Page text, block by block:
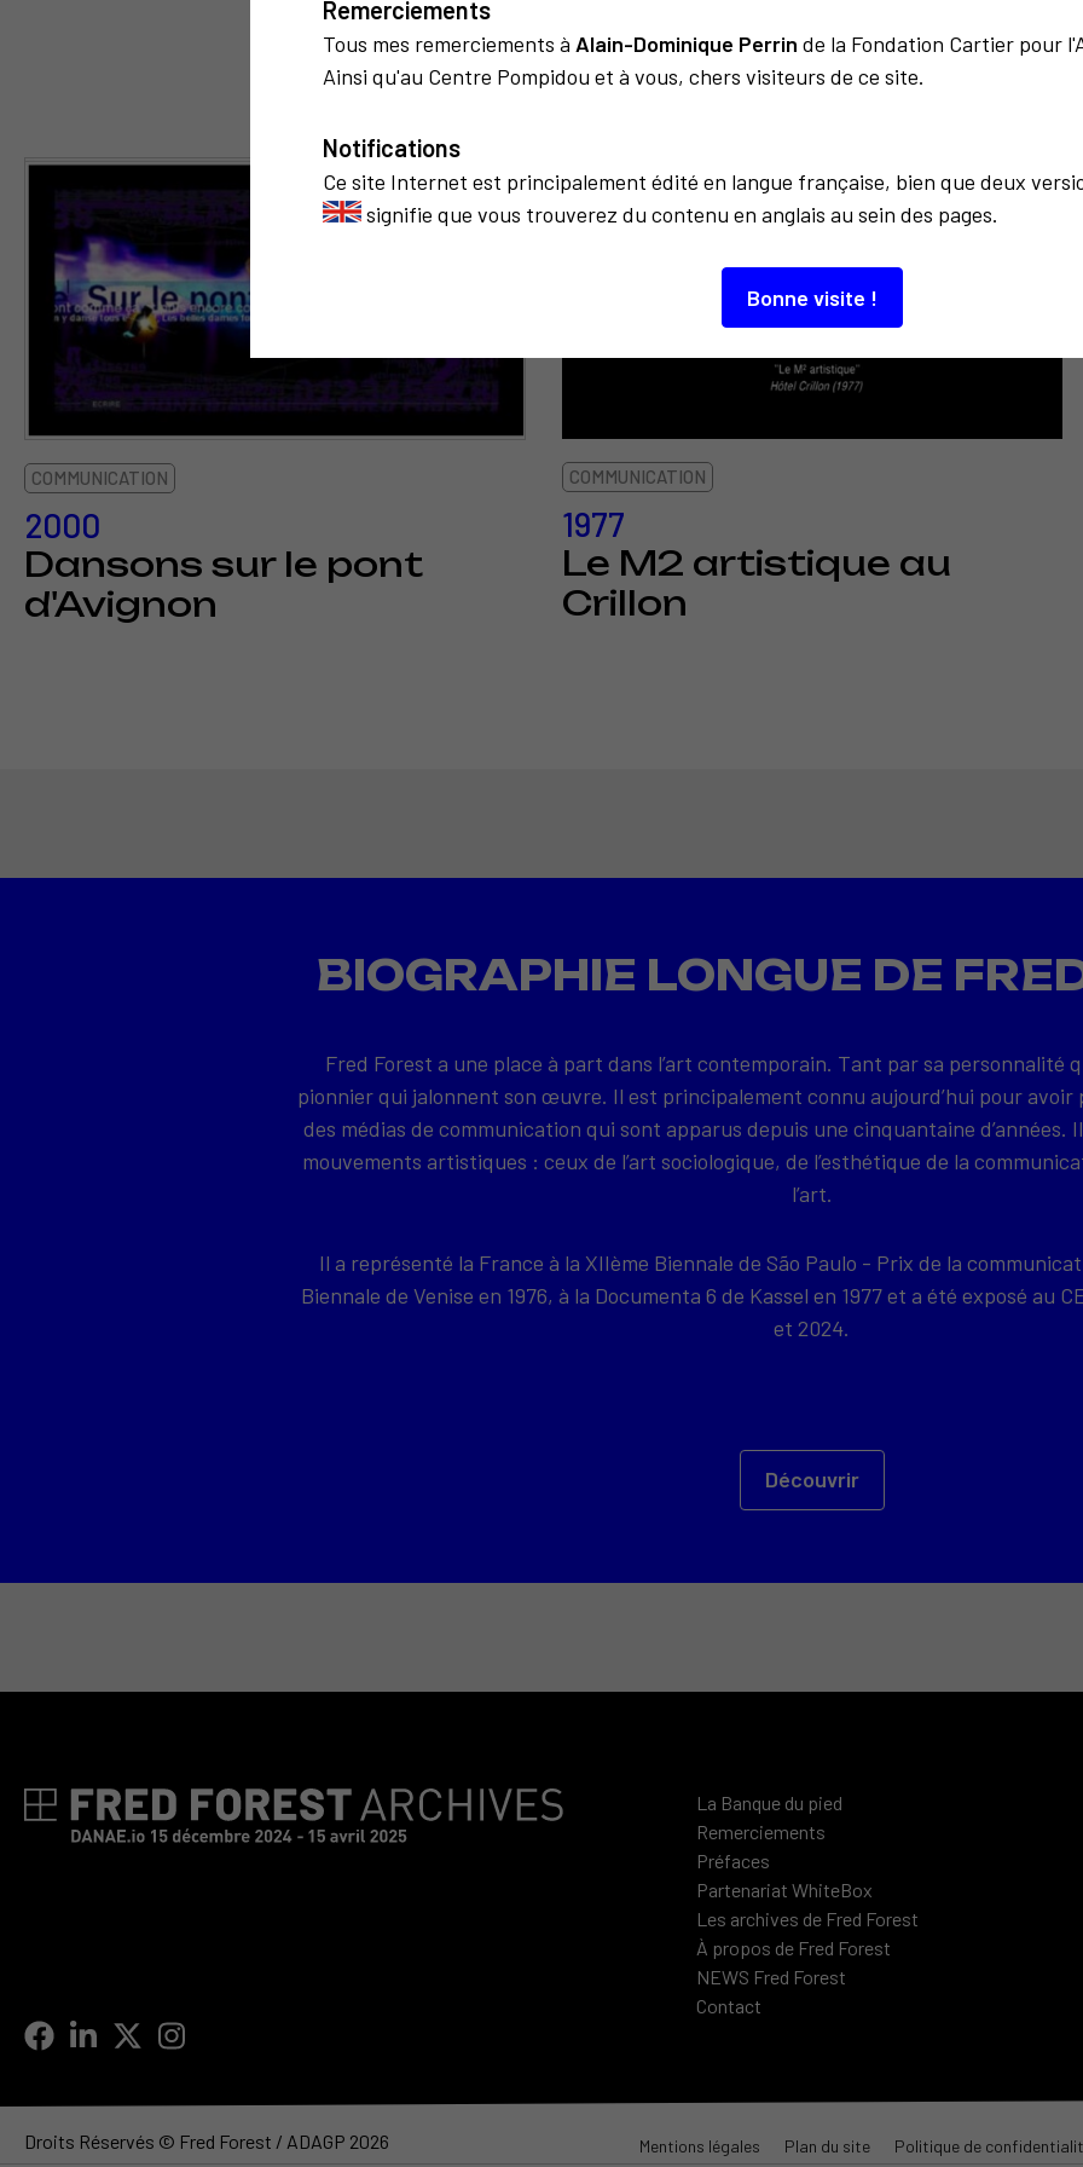
Remerciements
Tous mes remerciements à Alain-Dominique Perrin de la Fondation Cartier pour
Ainsi qu'au Centre Pompidou et à vous, chers visiteurs de ce site.
Notifications
Ce site Internet est principalement édité en langue française, bien que deux
signifie que vous trouverez du contenu en anglais au sein des pages.
Bonne visite !
À découvrir aussi…
COMMUNICATION
2000
Dansons sur le pont
d'Avignon
6
COMMUNICATION
1977
Le M2 artistique au
Crillon
BIOGRAPHIE LONGUE DE
Fred Forest a une place à part dans l’art contemporain. Tant par sa personnalité
pionnier qui jalonnent son œuvre. Il est principalement connu aujourd’hui pour
des médias de communication qui sont apparus depuis une cinquantaine
mouvements artistiques : ceux de l’art sociologique, de l’esthétique de la
l’art.
Il a représenté la France à la XIIème Biennale de São Paulo - Prix de la
Biennale de Venise en 1976, à la Documenta 6 de Kassel en 1977 et a été exposé au
et 2024.
Découvrir
La Banque du pied
Remerciements
Préfaces
Partenariat WhiteBox
Les archives de Fred Forest
À propos de Fred Forest
NEWS Fred Forest
Contact
Droits Réservés © Fred Forest / ADAGP 2026 Mentions légales Plan du site Politique de